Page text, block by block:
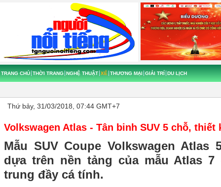
TRANG CHỦ THỜI TRANG NGHỆ THUẬT XẾ THƯƠNG MẠI GIẢI TRÍ DU LỊCH
Thứ bảy, 31/03/2018, 07:44 GMT+7
Volkswagen Atlas - Tân binh SUV 5 chỗ, thiết
Mẫu SUV Coupe Volkswagen
dựa trên nền tảng của mẫu Atlas
trung đầy cá tính.